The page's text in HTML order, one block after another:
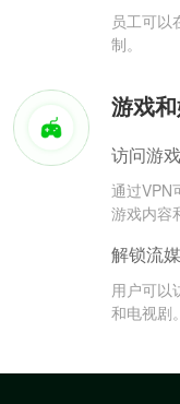
员工可以
制。
游戏
访问游
通过VPN
游戏内容
解锁流
用户可以
和电视剧。